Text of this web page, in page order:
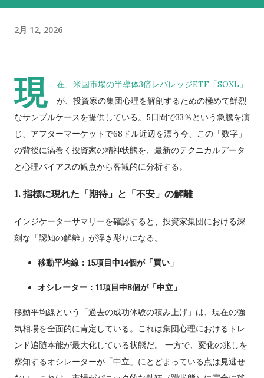
2月 12, 2026
現
在、米国市場の半導体3倍レバレッジETF「SOXL」
が、投資家の集団心理を解剖するための極めて鮮烈
なサンプルケースを提供している。5日間で33％という急騰を演
じ、アフターマーケットで68ドル近辺を漂う今、この「数字」
の背後に渦巻く投資家の精神状態を、最新のテクニカルデータ
と心理バイアスの観点から客観的に分析する。
1. 指標に現れた「期待」と「不安」の解離
インジケーターサマリーを確認すると、投資家集団における深
刻な「認知の解離」が浮き彫りになる。
移動平均線：15項目中14個が「買い」
オシレーター：11項目中8個が「中立」
移動平均線という「過去の成功体験の積み上げ」は、現在の強
気相場を全面的に肯定している。これは集団心理におけるトレ
ンド追随本能が最大化している状態だ。 一方で、変化の兆しを
察知するオシレーターが「中立」にとどまっている点は見逃せ